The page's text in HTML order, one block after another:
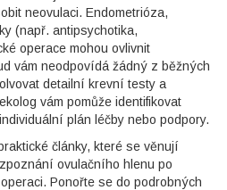
neovulaci. Endometrióza,
(např. antipsychotika,
operace mohou ovlivnit
vám neodpovídá žádný z běžných
detailní krevní testy a
vám pomůže identifikovat
plán léčby nebo podpory.
články, které se věnují
ovulačního hlenu po
Ponořte se do podrobných